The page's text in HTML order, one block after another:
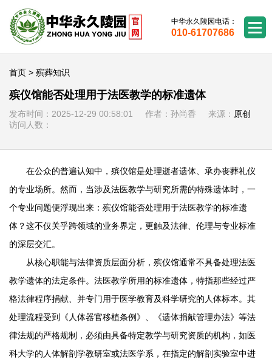
中华永久陵园电话：
010-61707686
首页 > 殡葬知识
殡仪馆能否处理用于法医教学的标准遗体
发布时间：2025-12-29 00:58:01 作者：孙尚香 来源： 原创
访问人数：
在公众的普遍认知中，殡仪馆是处理逝者遗体、承办丧葬礼仪
的专业场所。然而，当涉及法医教学与研究所需的特殊遗体时，一
个专业问题便浮现出来：殡仪馆能否处理用于法医教学的标准遗
体？这不仅关乎跨领域的业务界定，更触及法律、伦理与专业标准
的深层交汇。
从核心职能与法律资质层面分析，殡仪馆通常不具备处理法医
教学遗体的法定条件。法医教学所用的标准遗体，特指那些经过严
格法律程序捐献、并专门用于医学教育及科学研究的人体标本。其
处理流程受到《人体器官移植条例》、《遗体捐献管理办法》等法
律法规的严格规制，必须由具备特定教学与研究资质的机构，如医
科大学的人体解剖学教研室或法医学系，在指定的解剖实验室中进